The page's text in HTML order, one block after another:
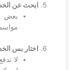
ابحث عن
بعض
اختار بس
لا